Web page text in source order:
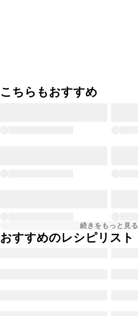
こちらもおすすめ
続きをもっと見る
おすすめのレシピリスト